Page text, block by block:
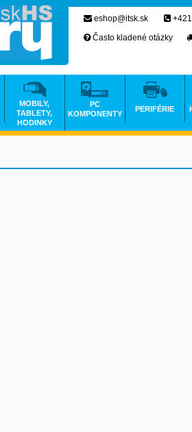
eshop@itsk.sk
Často kladené otázky
MOBILY,
TABLETY,
HODINKY
PC
KOMPONENTY
PERIFÉRIE